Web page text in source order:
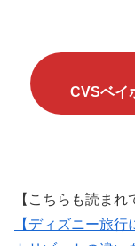
CVSベイ
【こちらも読まれ
【ディズニー旅